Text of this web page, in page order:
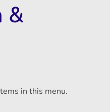
&
in this menu.